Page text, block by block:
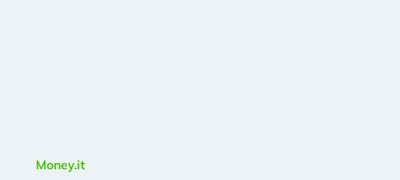
Money.it